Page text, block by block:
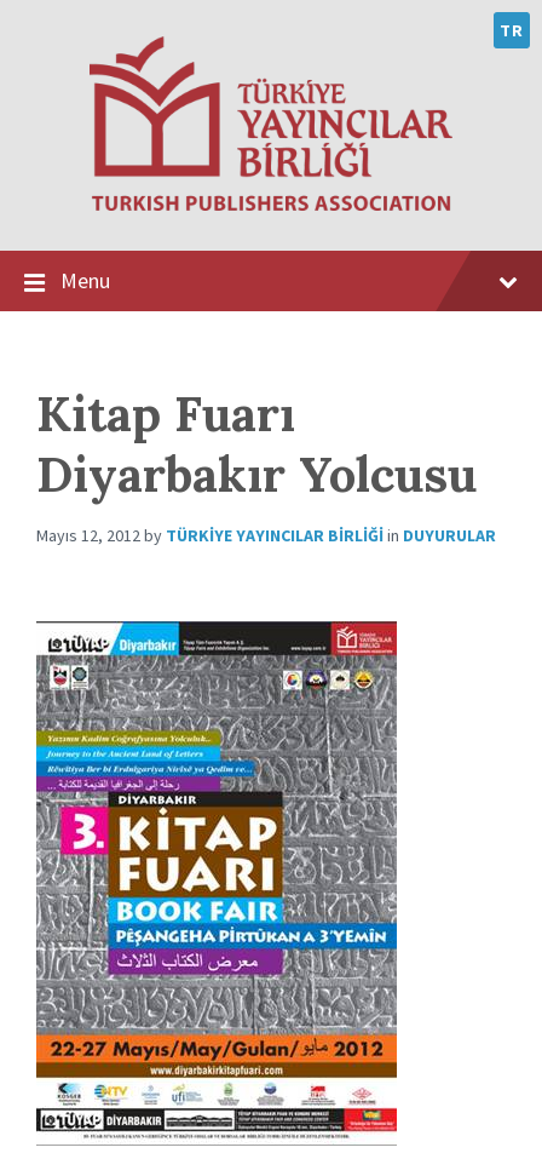
TR
Menu
Kitap Fuarı
Diyarbakır Yolcusu
Mayıs 12, 2012by TÜRKIYE YAYINCILAR BIRLIĞIin DUYURULAR